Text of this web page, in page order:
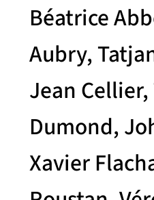
Béatrice
Aubry,
Jean
Dumond,
Xavier